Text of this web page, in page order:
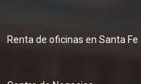
Renta de oficinas en Santa Fe